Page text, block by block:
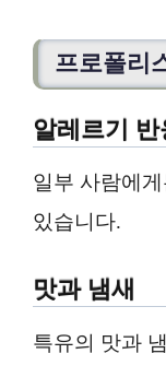
프로폴리
알레르기 반
일부 사람에
있습니다.
맛과 냄새
특유의 맛과